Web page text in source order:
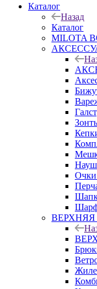
Каталог
Назад
Каталог
MILOTA
Очки